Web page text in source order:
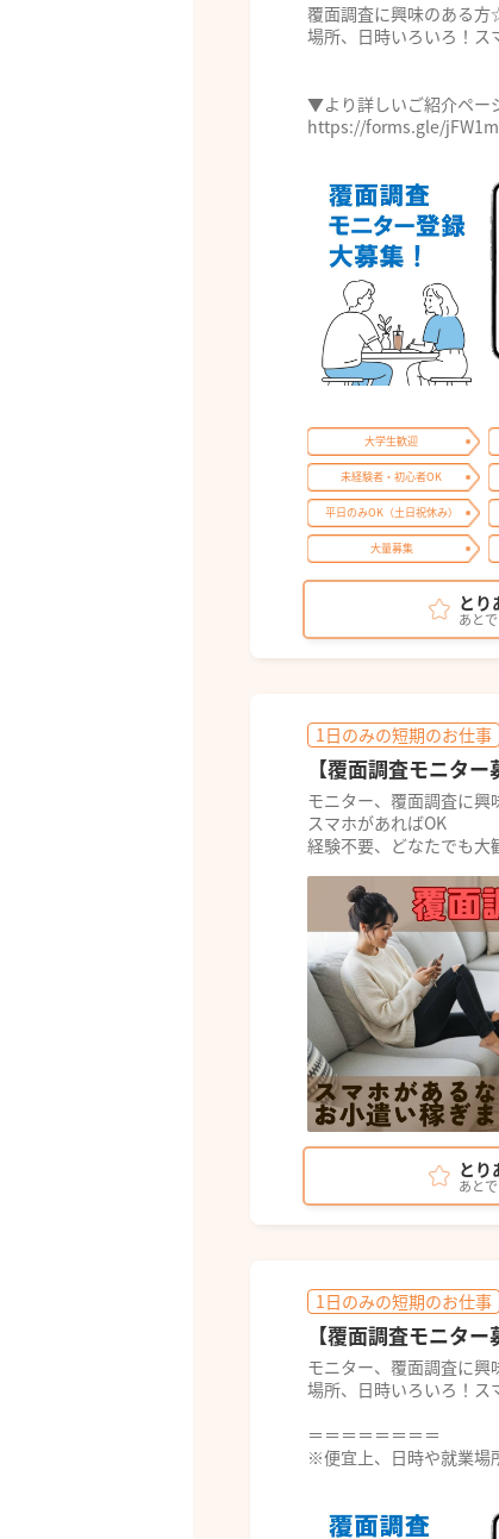
覆面調査に興味のある
場所、日時いろいろ！
▼より詳しいご紹介ペー
https://forms.gle/
大学生歓迎
未経験者・初心者OK
平日のみOK（土日祝休み）
大量募集
とり
あと
1日のみの短期のお仕事
【覆面調査モニタ
モニター、覆面調査に
スマホがあればOK
経験不要、どなたでも
とり
あと
1日のみの短期のお仕事
【覆面調査モニタ
モニター、覆面調査に
場所、日時いろいろ！
＝＝＝＝＝＝＝＝
※便宜上、日時や就業場